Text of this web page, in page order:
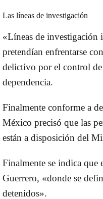
Las líneas de investigación
«Líneas de investigación
pretendían enfrentarse
delictivo por el control
dependencia.
Finalmente conforme a
México precisó que las
están a disposición del
Finalmente se indica que
Guerrero, «donde se
detenidos».